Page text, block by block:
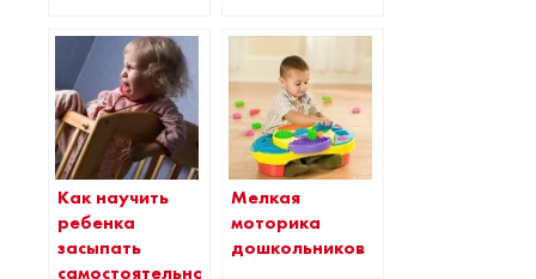
Как научить
ребенка
засыпать
самостоятельно
Мелкая
моторика
дошкольников